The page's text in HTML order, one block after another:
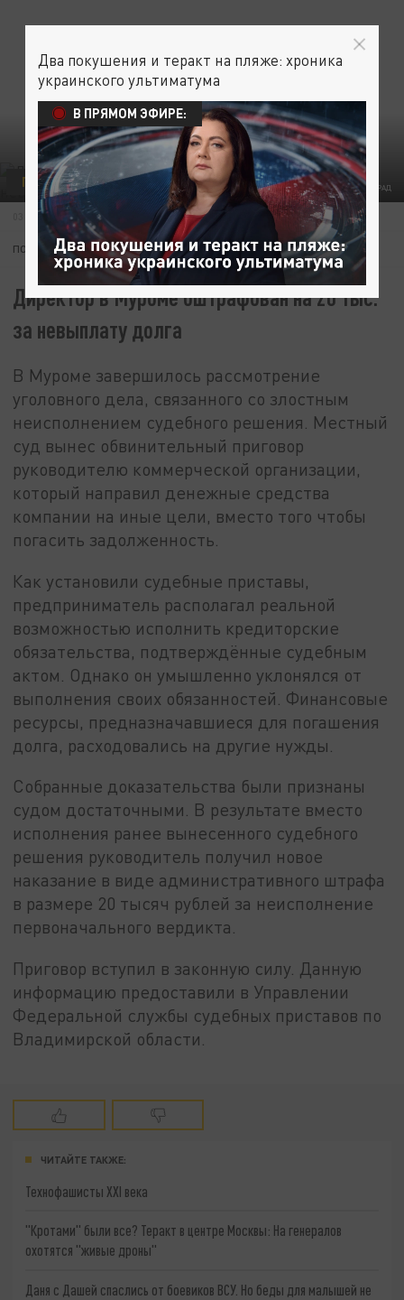
ФОТО: ЦАРЬГРАД
ПРОИСШЕСТВИЯ
03 ИЮНЯ 20:58
ПОДПИШИТЕСЬ:
Директор в Муроме оштрафован на 20 тыс.
за невыплату долга
В Муроме завершилось рассмотрение
уголовного дела, связанного со злостным
неисполнением судебного решения. Местный
суд вынес обвинительный приговор
руководителю коммерческой организации,
который направил денежные средства
компании на иные цели, вместо того чтобы
погасить задолженность.
Как установили судебные приставы,
предприниматель располагал реальной
возможностью исполнить кредиторские
обязательства, подтверждённые судебным
актом. Однако он умышленно уклонялся от
выполнения своих обязанностей. Финансовые
ресурсы, предназначавшиеся для погашения
долга, расходовались на другие нужды.
Собранные доказательства были признаны
судом достаточными. В результате вместо
исполнения ранее вынесенного судебного
решения руководитель получил новое
наказание в виде административного штрафа
в размере 20 тысяч рублей за неисполнение
первоначального вердикта.
Приговор вступил в законную силу. Данную
информацию предоставили в Управлении
Федеральной службы судебных приставов по
Владимирской области.
ЧИТАЙТЕ ТАКЖЕ:
Технофашисты XXI века
"Кротами" были все? Теракт в центре Москвы: На генералов
охотятся "живые дроны"
Даня с Дашей спаслись от боевиков ВСУ. Но беды для малышей не
Два покушения и теракт на пляже: хроника
украинского ультиматума
В ПРЯМОМ ЭФИРЕ: